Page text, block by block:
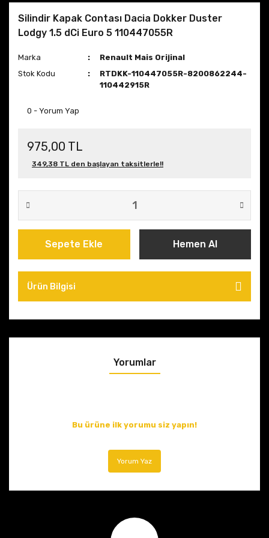
Silindir Kapak Contası Dacia Dokker Duster
Lodgy 1.5 dCi Euro 5 110447055R
Marka
Renault Mais Orijinal
Stok Kodu
RTDKK-110447055R-8200862244-
110442915R
0 - Yorum Yap
975,00 TL
349,38 TL den başlayan taksitlerle!!
Sepete Ekle Hemen Al
Ürün Bilgisi
Yorumlar
Bu ürüne ilk yorumu siz yapın!
Yorum Yaz